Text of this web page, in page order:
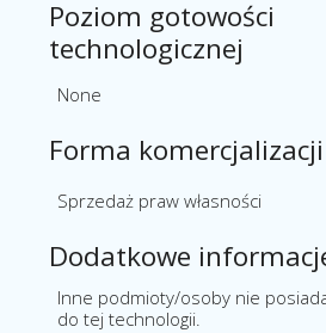
Poziom gotowości
technologicznej
None
Forma komercjalizacji
Sprzedaż praw własności
Dodatkowe
Inne podmioty/osoby nie
do tej technologii.